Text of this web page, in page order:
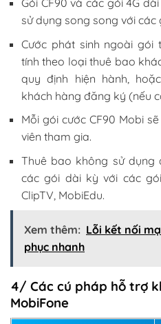
Gói CF90 và các gói 4G
sử dụng song song với các
Cước phát sinh ngoài gói
tính theo loại thuê bao
quy định hiện hành,
khách hàng đăng ký (nếu
Mỗi gói cước CF90 Mobi
viên tham gia.
Thuê bao không sử dụng
các gói dài kỳ với các
ClipTV, MobiEdu.
Xem thêm: Lỗi kết nối
phục nhanh
4/ Các cú pháp hỗ trợ
MobiFone